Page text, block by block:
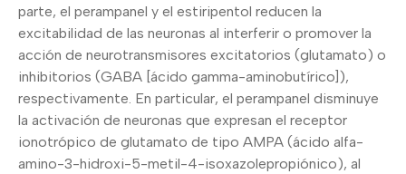
parte, el perampanel y el estiripentol reducen la
excitabilidad de las neuronas al interferir o promover la
acción de neurotransmisores excitatorios (glutamato) o
inhibitorios (GABA [ácido gamma-aminobutírico]),
respectivamente. En particular, el perampanel disminuye
la activación de neuronas que expresan el receptor
ionotrópico de glutamato de tipo AMPA (ácido alfa-
amino-3-hidroxi-5-metil-4-isoxazolepropiónico), al